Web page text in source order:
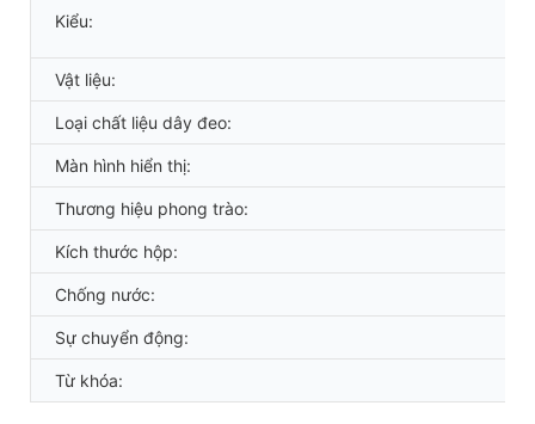
Kiểu:
Vật liệu:
Loại chất liệu dây đeo:
Màn hình hiển thị:
Thương hiệu phong trào:
Kích thước hộp:
Chống nước:
Sự chuyển động:
Từ khóa: